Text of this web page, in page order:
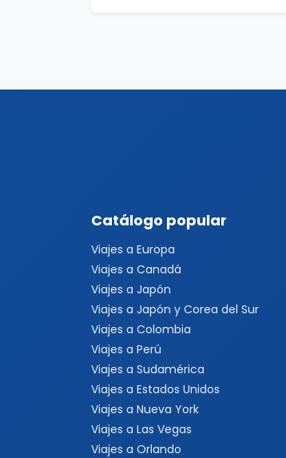
Catálogo popular
Viajes a Europa
Viajes a Canadá
Viajes a Japón
Viajes a Japón y Corea del Sur
Viajes a Colombia
Viajes a Perú
Viajes a Sudamérica
Viajes a Estados Unidos
Viajes a Nueva York
Viajes a Las Vegas
Viajes a Orlando